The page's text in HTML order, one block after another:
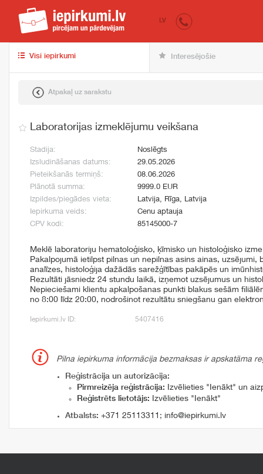
iepirkumi.lv
LV
Visi iepirkumi Interesējošie
Atpakaļ uz sarakstu
Laboratorijas izmeklējumu veikšana
Stadija:
Noslēgts
Izsludināšanas datums:
29.05.2026
Pieteikšanās termiņš:
08.06.2026
Plānotā summa:
9999.0 EUR
Izpildes/piegādes vieta:
Latvija, Rīga, Latvija
Iepirkuma veids:
Cenu aptauja
CPV kodi:
85145000-7
Meklē laboratoriju hematoloģisko, ķīmisko un histoloģisko
Pakalpojumā ietilpst pilnas un nepilnas asins ainas, uzsējumi,
analīzes, histoloģija dažādās sarežģītības pakāpēs un
Rezultāti jāsniedz 24 stundu laikā, izņemot uzsējumus un
Nepieciešami klientu apkalpošanas punkti blakus sešām
no 8:00 līdz 20:00, nodrošinot rezultātu sniegšanu gan
Iepirkumi.lv ID: 5407416
Pilna iepirkuma informācija bezmaksas ir apskatāma
Reģistrācija un autorizācija:
Pirmreizēja reģistrācija: Izvēlieties "Ienākt" un
Reģistrēts lietotājs: Izvēlieties "Ienākt"
Atbalsts: +371 25113311 ; info@iepirkumi.lv